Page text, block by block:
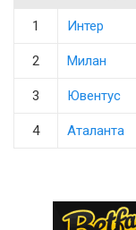
1 Интер
2 Милан
3 Ювентус
4 Аталанта